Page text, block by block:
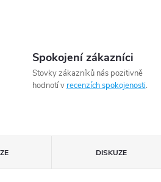
Spokojení zákazníci
Stovky zákazníků nás pozitivně
hodnotí v recenzích spokojenosti.
DISKUZE